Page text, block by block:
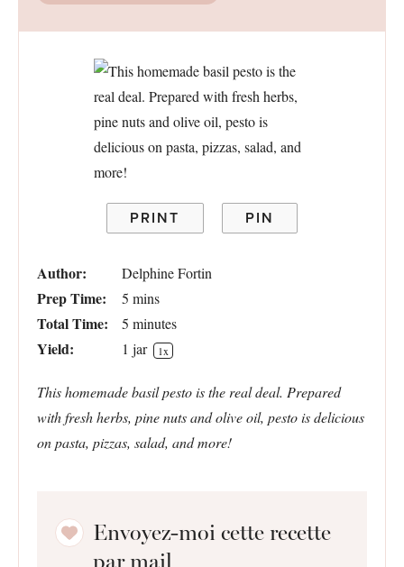
PRINT PIN
Author: Delphine Fortin
Prep Time: 5 mins
Total Time: 5 minutes
Yield: 1 jar 1x
This homemade basil pesto is the real deal. Prepared
with fresh herbs, pine nuts and olive oil, pesto is delicious
on pasta, pizzas, salad, and more!
Envoyez-moi cette recette
par mail